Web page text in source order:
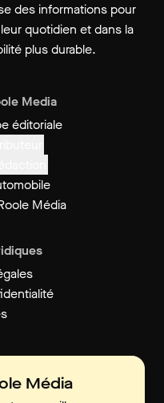
des informations pour
quotidien et dans la
plus durable.
Media
éditoriale
Média
Média